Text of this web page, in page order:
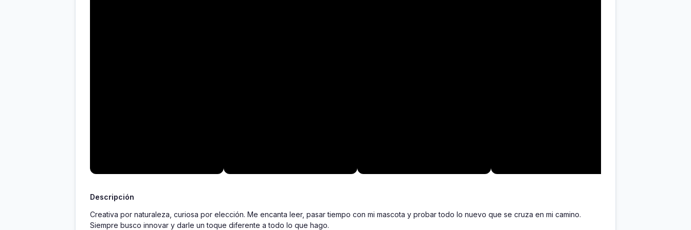
Descripción
Creativa por naturaleza, curiosa por elección. Me encanta leer, pasar tiempo con mi mascota y probar todo lo nuevo que se cruza en mi camino.
Siempre busco innovar y darle un toque diferente a todo lo que hago.